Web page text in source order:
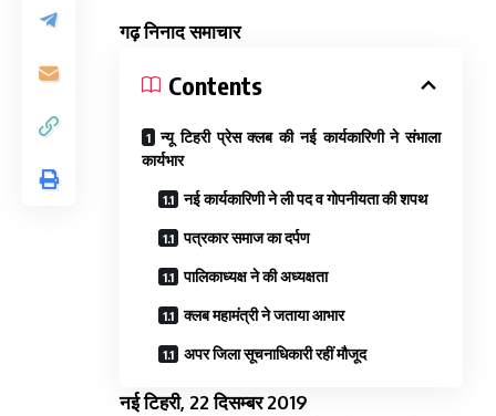
गढ़ निनाद समाचार
Contents
न्यू टिहरी प्रेस क्लब की नई कार्यकारिणी ने संभाला
कार्यभार
नई कार्यकारिणी ने ली पद व गोपनीयता की शपथ
पत्रकार समाज का दर्पण
पालिकाध्यक्ष ने की अध्यक्षता
क्लब महामंत्री ने जताया आभार
अपर जिला सूचनाधिकारी रहीं मौजूद
नई टिहरी, 22 दिसम्बर 2019